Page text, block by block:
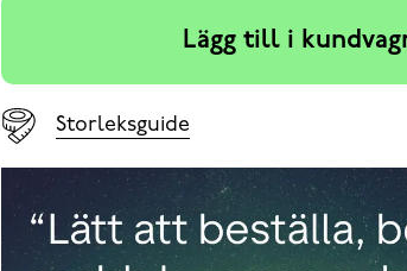
Lägg till i
Storleksguide